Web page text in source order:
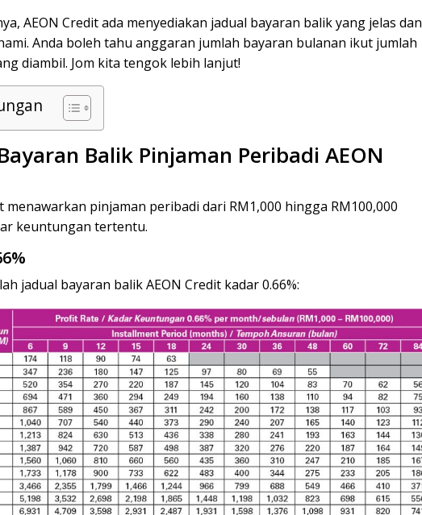
AEON Credit ada menyediakan jadual bayaran balik yang jelas dan
Anda boleh tahu anggaran jumlah bayaran bulanan ikut jumlah
diambil. Jom kita tengok lebih lanjut!
Balik Pinjaman Peribadi AEON
menawarkan pinjaman peribadi dari RM1,000 hingga RM100,000
keuntungan tertentu.
jadual bayaran balik AEON Credit kadar 0.66%: